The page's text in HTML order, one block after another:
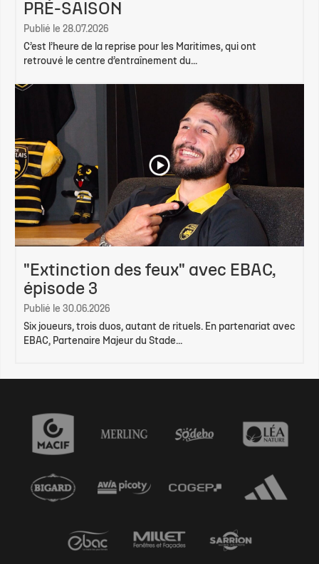
PRÉ-SAISON
Publié le 28.07.2026
C’est l’heure de la reprise pour les Maritimes, qui ont
retrouvé le centre d’entraînement du...
"Extinction des feux" avec EBAC,
épisode 3
Publié le 30.06.2026
Six joueurs, trois duos, autant de rituels. En partenariat avec
EBAC, Partenaire Majeur du Stade...